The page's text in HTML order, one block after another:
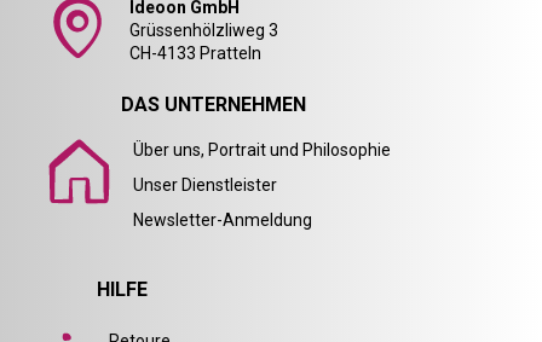
Ideoon GmbH
Grüssenhölzliweg 3
CH-4133 Pratteln
DAS UNTERNEHMEN
Über uns, Portrait und Philosophie
Unser Dienstleister
Newsletter-Anmeldung
HILFE